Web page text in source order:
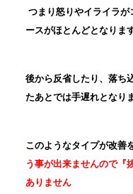
つまり怒りやイライラ
ースがほとんどとなりま
後から反省したり、落ち
たあとでは手遅れとなり
このようなタイプが改善
う事が出来ませんので『
ありません